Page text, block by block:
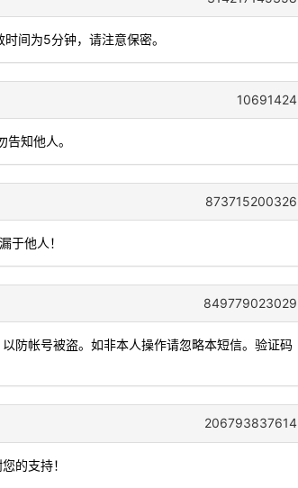
间为5分钟，请注意保密。
10691424
知他人。
873715200326
于他人！
849779023029
防帐号被盗。如非本人操作请忽略本短信。验证码
206793837614
的支持！